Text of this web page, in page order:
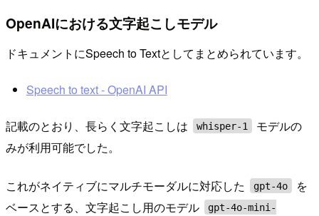
OpenAIにおける文字起こしモデル
ドキュメントにSpeech to Textとしてまとめられています。
Speech to text - OpenAI API
記載のとおり、長らく文字起こしは whisper-1
モデルの
みが利用可能でした。
これがネイティブにマルチモーダルに対応した gpt-4o
を
ベースとする、文字起こし用のモデル
gpt-4o-mini-